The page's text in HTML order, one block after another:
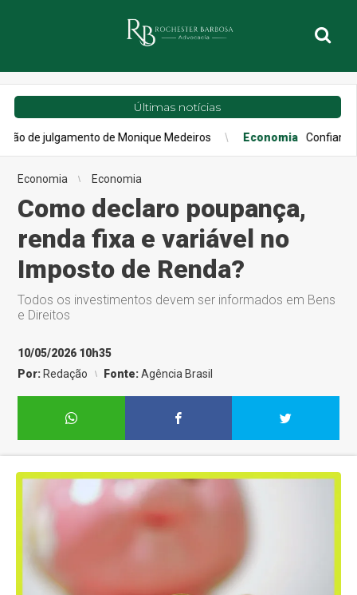
Últimas notícias
de Monique Medeiros Economia Confiança do
Economia Economia
Como declaro poupança,
renda fixa e variável no
Imposto de Renda?
Todos os investimentos devem ser informados em Bens
e Direitos
10/05/2026 10h35
Por: Redação Fonte:Agência Brasil